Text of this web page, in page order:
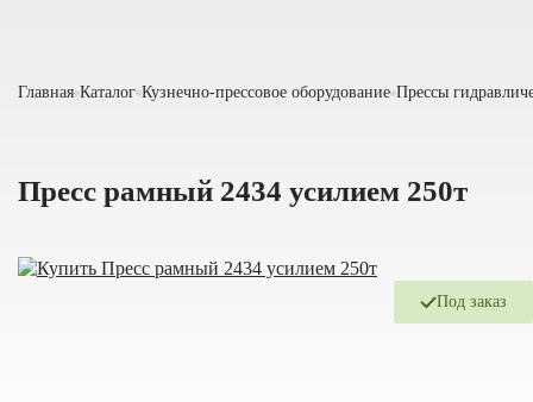
Главная Каталог Кузнечно-прессовое оборудование Прессы
Пресс рамный 2434 усилием 250т
Под заказ